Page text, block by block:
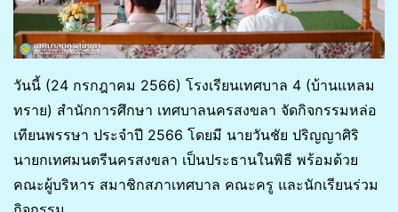
วันนี้ (24 กรกฎาคม 2566) โรงเรียนเทศบาล 4 (บ้านแหลม
ทราย) สำนักการศึกษา เทศบาลนครสงขลา จัดกิจกรรมหล่อ
เทียนพรรษา ประจำปี 2566 โดยมี นายวันชัย ปริญญาศิริ
นายกเทศมนตรีนครสงขลา เป็นประธานในพิธี พร้อมด้วย
คณะผู้บริหาร สมาชิกสภาเทศบาล คณะครู และนักเรียนร่วม